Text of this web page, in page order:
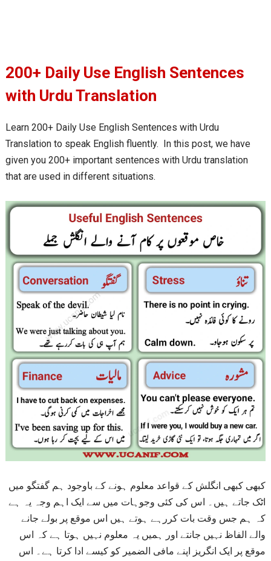
200+ Daily Use English Sentences
with Urdu Translation
Learn 200+ Daily Use English Sentences with Urdu
Translation to speak English fluently. In this post, we have
given you 200+ important sentences with Urdu translation
that are used in different situations.
کبھی کبھی انگلش کے قواعد معلوم ہونے کے باوجود ہم گفتگو میں
اٹک جاتے ہیں۔ اس کی کئی وجوہات میں سے ایک اہم وجہ یہ ہے
کہ ہم جس وقت بات کررہے ہوتے ہیں اس موقع پر بولے جانے
والے الفاظ نہیں جانتے اور ہمیں یہ معلوم نہیں ہوتا ہے کہ اس
موقع پر ایک انگریز اپنے مافی الضمیر کو کیسے ادا کرتا ہے۔ اس